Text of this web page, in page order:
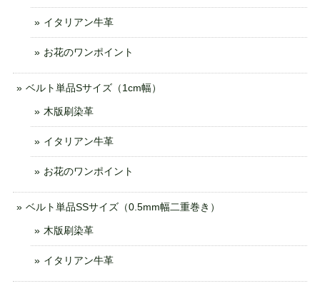
イタリアン牛革
お花のワンポイント
ベルト単品Sサイズ（1cm幅）
木版刷染革
イタリアン牛革
お花のワンポイント
ベルト単品SSサイズ（0.5mm幅二重巻き）
木版刷染革
イタリアン牛革